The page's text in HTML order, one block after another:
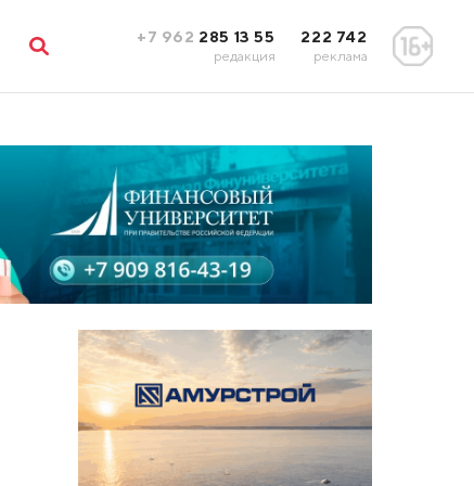
+7 962 285 13 55
редакция
222 742
реклама